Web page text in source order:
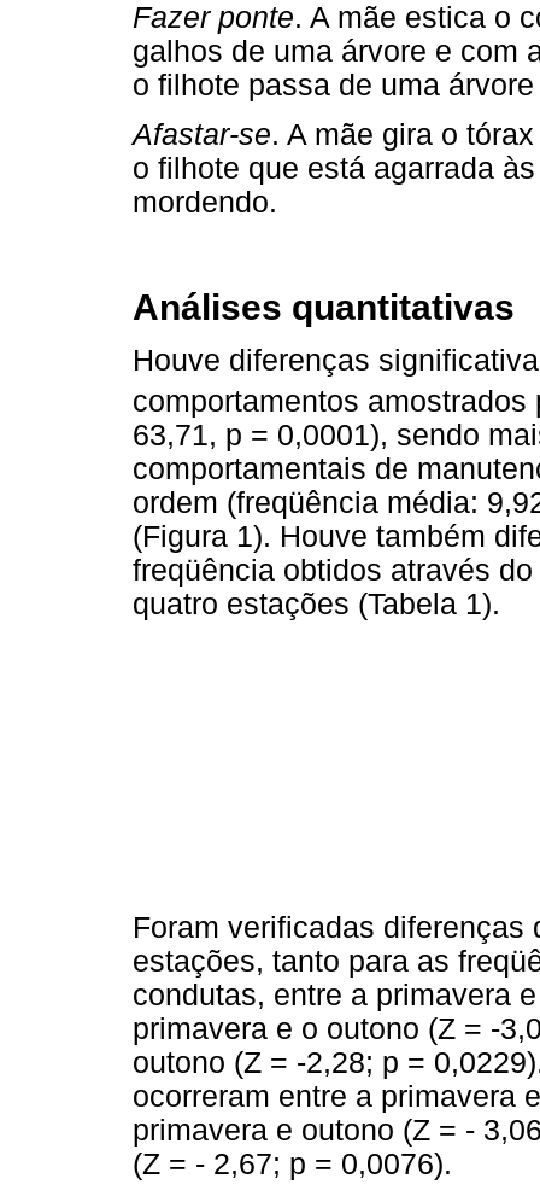
Fazer ponte. A mãe estica o
galhos de uma árvore e com
o filhote passa de uma
Afastar-se. A mãe gira o
o filhote que está agarrada
mordendo.
Análises quantitativas
Houve diferenças
comportamentos
63,71, p = 0,0001), sendo
comportamentais de
ordem (freqüência média:
(Figura 1). Houve também
freqüência obtidos através
quatro estações (Tabela 1).
Foram verificadas
estações, tanto para as
condutas, entre a primavera
primavera e o outono (Z = -
outono (Z = -2,28; p =
ocorreram entre a primavera
primavera e outono (Z = -
(Z = - 2,67; p = 0,0076).